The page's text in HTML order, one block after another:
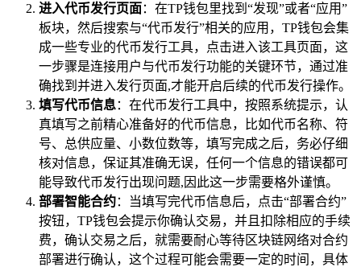
进入代币发行页面：在TP钱包里找到“发现”或者“应用”
板块，然后搜索与“代币发行”相关的应用，TP钱包会集
成一些专业的代币发行工具，点击进入该工具页面，这
一步骤是连接用户与代币发行功能的关键环节，通过准
确找到并进入发行页面,才能开启后续的代币发行操作。
填写代币信息：在代币发行工具中，按照系统提示，认
真填写之前精心准备好的代币信息，比如代币名称、符
号、总供应量、小数位数等，填写完成之后，务必仔细
核对信息，保证其准确无误，任何一个信息的错误都可
能导致代币发行出现问题,因此这一步需要格外谨慎。
部署智能合约：当填写完代币信息后，点击“部署合约”
按钮，TP钱包会提示你确认交易，并且扣除相应的手续
费，确认交易之后，就需要耐心等待区块链网络对合约
部署进行确认，这个过程可能会需要一定的时间，具体